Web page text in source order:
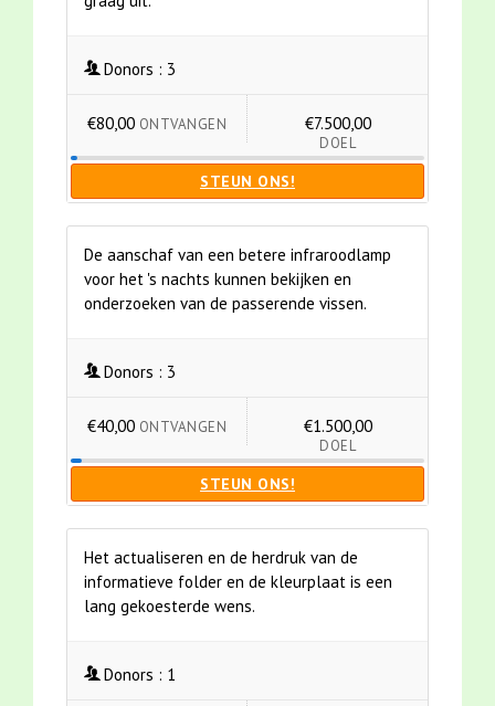
Donors : 3
€80,00 ONTVANGEN €7.500,00
DOEL
STEUN ONS!
De aanschaf van een betere infraroodlamp
voor het 's nachts kunnen bekijken en
onderzoeken van de passerende vissen.
Donors : 3
€40,00 ONTVANGEN €1.500,00
DOEL
STEUN ONS!
Het actualiseren en de herdruk van de
informatieve folder en de kleurplaat is een
lang gekoesterde wens.
Donors : 1